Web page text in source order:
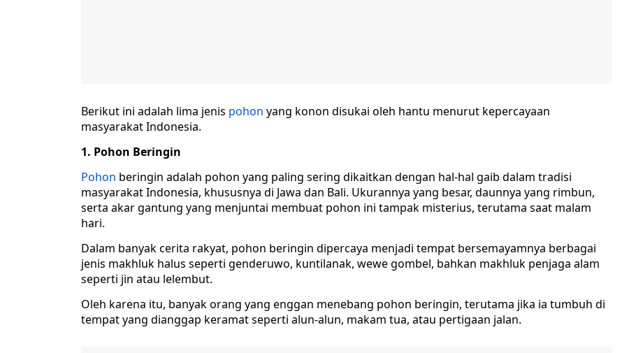
Berikut ini adalah lima jenis pohon yang konon disukai oleh hantu menurut kepercayaan
masyarakat Indonesia.
1. Pohon Beringin
Pohon beringin adalah pohon yang paling sering dikaitkan dengan hal-hal gaib dalam tradisi
masyarakat Indonesia, khususnya di Jawa dan Bali. Ukurannya yang besar, daunnya yang rimbun,
serta akar gantung yang menjuntai membuat pohon ini tampak misterius, terutama saat malam
hari.
Dalam banyak cerita rakyat, pohon beringin dipercaya menjadi tempat bersemayamnya berbagai
jenis makhluk halus seperti genderuwo, kuntilanak, wewe gombel, bahkan makhluk penjaga alam
seperti jin atau lelembut.
Oleh karena itu, banyak orang yang enggan menebang pohon beringin, terutama jika ia tumbuh di
tempat yang dianggap keramat seperti alun-alun, makam tua, atau pertigaan jalan.